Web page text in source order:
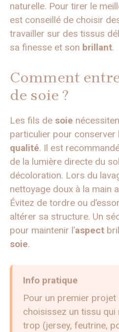
naturelle. Pour tirer le
est conseillé de choisir
travailler sur des tissus
sa finesse et son brillant.
Comment
de soie ?
Les fils de soie
particulier pour conserver
qualité. Il est
de la lumière directe du
décoloration. Lors du
nettoyage doux à la main
Évitez de tordre ou
altérer sa structure. Un
pour maintenir l’aspect
soie.
Info pratique
Pour un premier projet
choisissez un tissu qui
trop (jersey, feutrine,